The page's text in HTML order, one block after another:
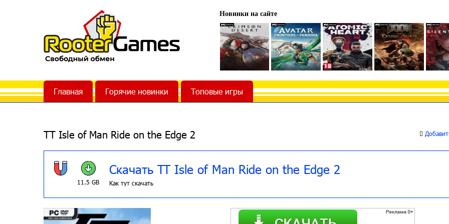
Новинки на сайте
Главная Горячие новинки Топовые игры
TT Isle of Man Ride on the Edge 2
11.5 GB
Скачать TT Isle of Man Ride on the Edge 2
Как тут скачать